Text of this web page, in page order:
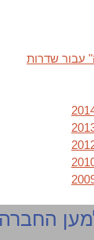
עבור שדרות